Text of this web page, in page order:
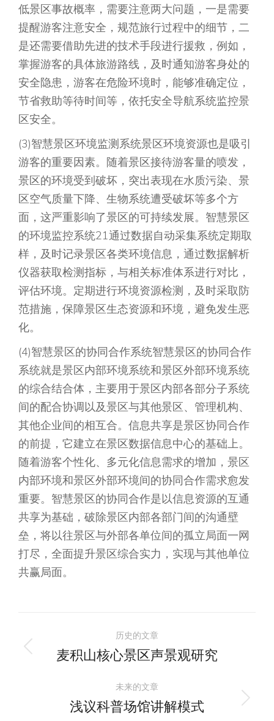
低景区事故概率，需要注意两大问题，一是需要
提醒游客注意安全，规范旅行过程中的细节，二
是还需要借助先进的技术手段进行援救，例如，
掌握游客的具体旅游路线，及时通知游客身处的
安全隐患，游客在危险环境时，能够准确定位，
节省救助等待时间等，依托安全导航系统监控景
区安全。
(3)智慧景区环境监测系统景区环境资源也是吸引
游客的重要因素。随着景区接待游客量的喷发，
景区的环境受到破坏，突出表现在水质污染、景
区空气质量下降、生物系统遭受破坏等多个方
面，这严重影响了景区的可持续发展。智慧景区
的环境监控系统21通过数据自动采集系统定期取
样，及时记录景区各类环境信息，通过数据解析
仪器获取检测指标，与相关标准体系进行对比，
评估环境。定期进行环境资源检测，及时采取防
范措施，保障景区生态资源和环境，避免发生恶
化。
(4)智慧景区的协同合作系统智慧景区的协同合作
系统就是景区内部环境系统和景区外部环境系统
的综合结合体，主要用于景区内部各部分子系统
间的配合协调以及景区与其他景区、管理机构、
其他企业间的相互合。信息共享是景区协同合作
的前提，它建立在景区数据信息中心的基础上。
随着游客个性化、多元化信息需求的增加，景区
内部环境和景区外部环境间的协同合作需求愈发
重要。智慧景区的协同合作是以信息资源的互通
共享为基础，破除景区内部各部门间的沟通壁
垒，将以往景区与外部各单位间的孤立局面一网
打尽，全面提升景区综合实力，实现与其他单位
共赢局面。
文
章
历史的文章
历
的
文
麦积山核心景区声景观研究
未来的文章
未
浅议科普场馆讲解模式